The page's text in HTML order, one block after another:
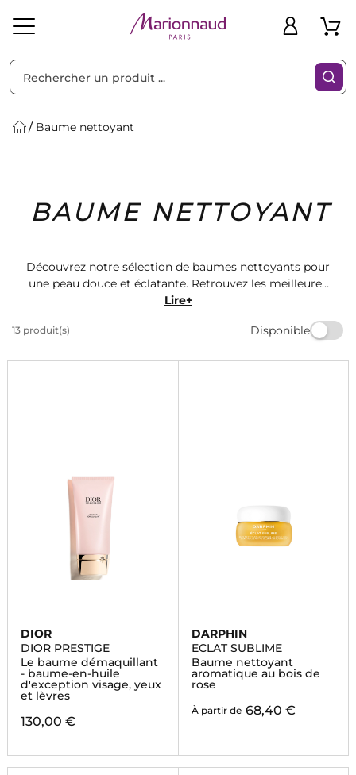
Solaire Homme Marques Idées
Cadeaux
Bons
Plans
Baume nettoyant
BAUME NETTOYANT
Découvrez notre sélection de baumes nettoyants pour
une peau douce et éclatante. Retrouvez les meilleures
marques de cosmétiques chez Marionnaud. Offrez-
Trouvez le baume nettoyant idéal pour votre routine
Lire+
13 produit(s) Disponible
Filtres
DIOR
DIOR PRESTIGE
Le baume démaquillant
- baume-en-huile
d'exception visage, yeux
et lèvres
130,00 €
DARPHIN
ECLAT SUBLIME
Baume nettoyant
aromatique au bois de
rose
À partir de 68,40 €